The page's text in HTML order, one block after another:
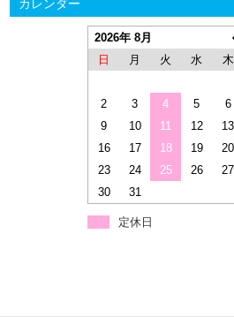
カレンダー
2026年 8月
日
月 火 水 木
2
3 4 5 6
9
10 11 12 13
16
17 18 19 20
23
24 25 26 27
30
31
定休日